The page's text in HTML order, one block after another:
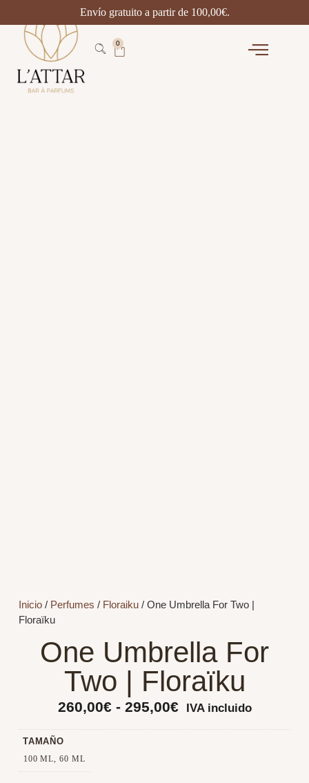
0
Inicio/ Perfumes / Floraiku/ One Umbrella For Two |
Floraïku
One Umbrella For
Two | Floraïku
260,00€ - 295,00€ IVA incluido
TAMAÑO
100 ML, 60 ML
Envío gratuito a partir de 100,00€.